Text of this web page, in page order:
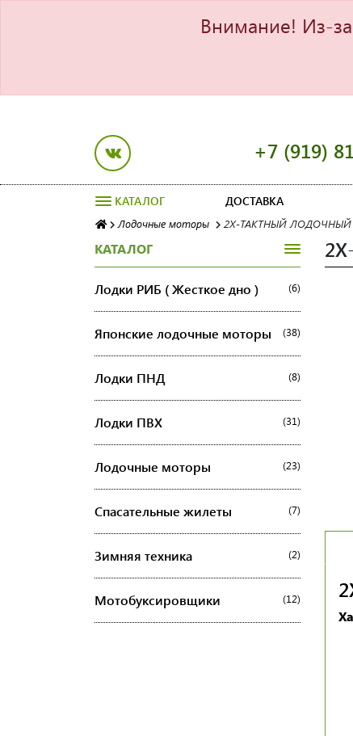
Внимание! Из-
+7 (919)
КАТАЛОГ ДОСТАВКА
Лодочные моторы 2Х-ТАКТНЫЙ ЛОДОЧНЫЙ
КАТАЛОГ
Лодки РИБ ( Жесткое дно ) (6)
Японские лодочные моторы (38)
Лодки ПНД (8)
Лодки ПВХ (31)
Лодочные моторы (23)
Спасательные жилеты (7)
Зимняя техника (2)
Мотобуксировщики (12)